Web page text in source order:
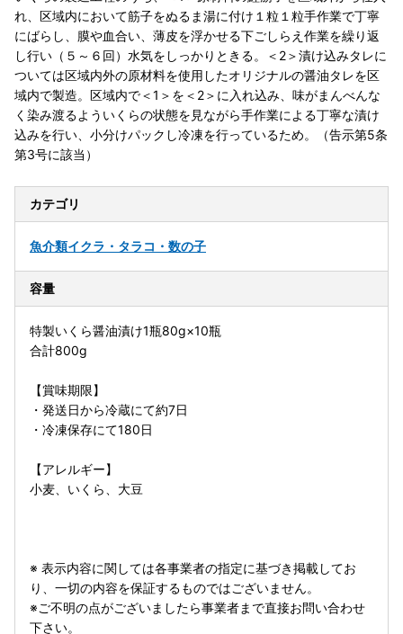
れ、区域内において筋子をぬるま湯に付け１粒１粒手作業で丁寧
にばらし、膜や血合い、薄皮を浮かせる下ごしらえ作業を繰り返
し行い（５～６回）水気をしっかりときる。＜2＞漬け込みタレに
ついては区域内外の原材料を使用したオリジナルの醤油タレを区
域内で製造。区域内で＜1＞を＜2＞に入れ込み、味がまんべんな
く染み渡るよういくらの状態を見ながら手作業による丁寧な漬け
込みを行い、小分けパックし冷凍を行っているため。（告示第5条
第3号に該当）
カテゴリ
魚介類イクラ・タラコ・数の子
容量
特製いくら醤油漬け1瓶80g×10瓶
合計800g
【賞味期限】
・発送日から冷蔵にて約7日
・冷凍保存にて180日
【アレルギー】
小麦、いくら、大豆
※ 表示内容に関しては各事業者の指定に基づき掲載してお
り、一切の内容を保証するものではございません。
※ご不明の点がございましたら事業者まで直接お問い合わせ
下さい。